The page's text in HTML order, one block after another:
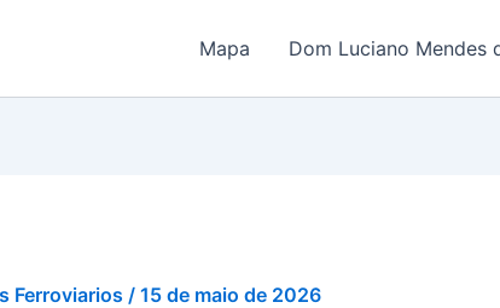
Mapa Dom Luciano Mendes
Ferroviarios / 15 de maio de 2026